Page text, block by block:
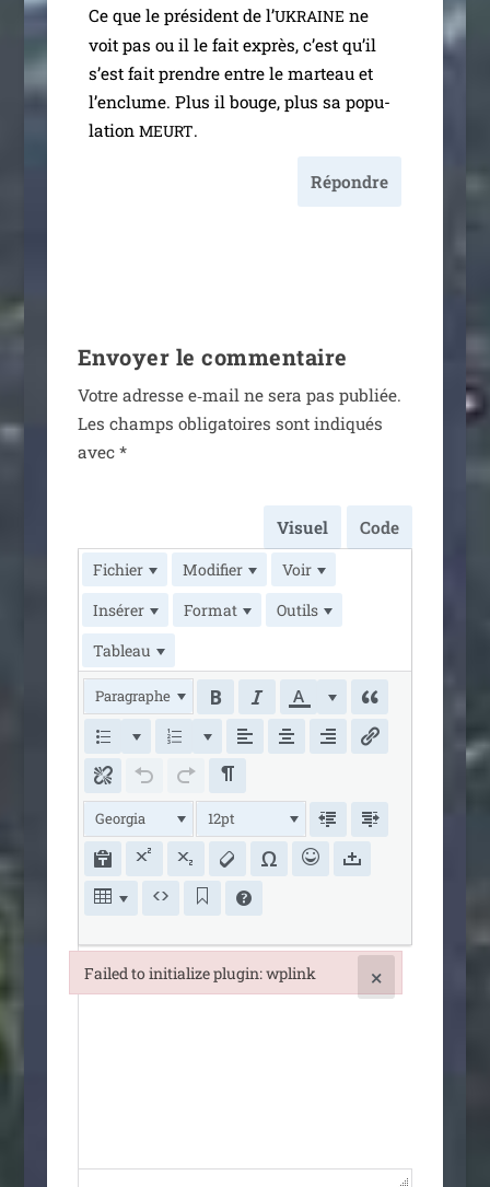
Ce que le pré­sident de l’UKRAINE ne
voit pas ou il le fait exprès, c’est qu’il
s’est fait prendre entre le mar­teau et
l’en­clume. Plus il bouge, plus sa popu­
la­tion MEURT.
Répondre
Envoyer le commentaire
Votre adresse e‑mail ne sera pas publiée.
Les champs obli­ga­toires sont indi­qués
avec *
Visuel Code
Fichier Modifier
Voir
Insérer
Format
Outils
Tableau
Paragraphe
Georgia 12pt
Failed to initialize plugin: wplink ×
Failed to initialize plugin: wplink